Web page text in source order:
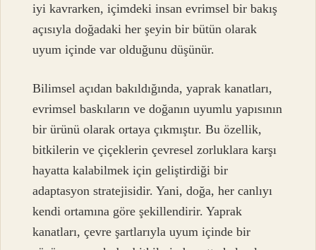
iyi kavrarken, içimdeki insan evrimsel bir bakış
açısıyla doğadaki her şeyin bir bütün olarak
uyum içinde var olduğunu düşünür.
Bilimsel açıdan bakıldığında, yaprak kanatları,
evrimsel baskıların ve doğanın uyumlu yapısının
bir ürünü olarak ortaya çıkmıştır. Bu özellik,
bitkilerin ve çiçeklerin çevresel zorluklara karşı
hayatta kalabilmek için geliştirdiği bir
adaptasyon stratejisidir. Yani, doğa, her canlıyı
kendi ortamına göre şekillendirir. Yaprak
kanatları, çevre şartlarıyla uyum içinde bir